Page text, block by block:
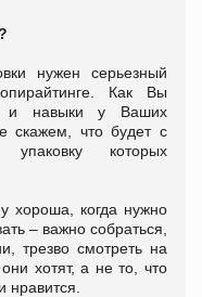
нужен серьезный
Как Вы
и навыки у Ваших
скажем, что будет с
которых
хороша, когда нужно
– важно собраться,
трезво смотреть на
хотят, а не то, что
нравится.